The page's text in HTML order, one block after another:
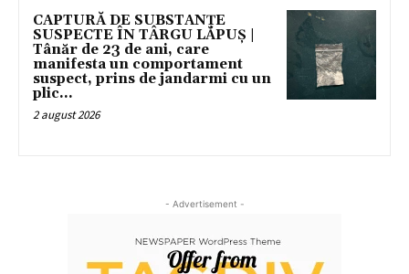
CAPTURĂ DE SUBSTANȚE
SUSPECTE ÎN TÂRGU LĂPUȘ |
Tânăr de 23 de ani, care
manifesta un comportament
suspect, prins de jandarmi cu un
plic...
2 august 2026
- Advertisement -